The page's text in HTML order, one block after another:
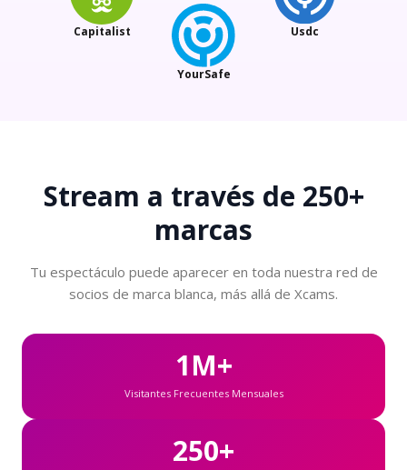
Usdc
YourSafe
Capitalist
Stream a través de 250+
marcas
Tu espectáculo puede aparecer en toda nuestra red de
socios de marca blanca, más allá de Xcams.
1M+
Visitantes Frecuentes Mensuales
250+